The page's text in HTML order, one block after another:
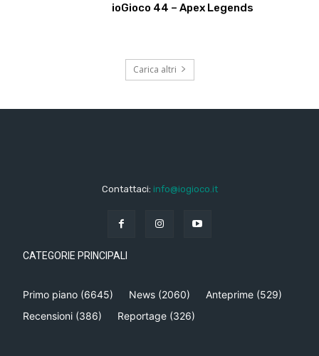
ioGioco 44 – Apex Legends
Carica altri
Contattaci: info@iogioco.it
CATEGORIE PRINCIPALI
Primo piano (6645) News (2060) Anteprime (529)
Recensioni (386) Reportage (326)